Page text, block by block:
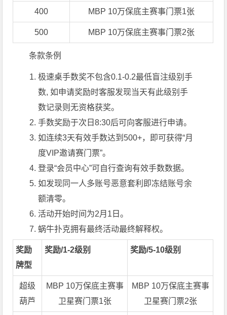
400 MBP 10万保底主赛事门票1张
500 MBP 10万保底主赛事门票2张
条款条例
极速桌手数奖不包含0.1-0.2最低盲注级别手
数, 如申请奖励时客服发现当天有此级别手
数记录则无资格获奖。
手数奖励于次日8:30后可向客服进行申请。
如连续3天有效手数达到500+，即可获得“月
度VIP邀请赛门票”。
登录“会员中心”可自行查询有效手数数据。
如发现同一人多账号恶意套利即冻结账号余
额清零。
活动开始时间为2月1日。
蜗牛扑克拥有最终活动最终解释权。
奖励
牌型
奖励/1-2级别 奖励/5-10级别
超级
葫芦
MBP 10万保底主赛事
卫星赛门票1张
MBP 10万保底主赛事
卫星赛门票2张